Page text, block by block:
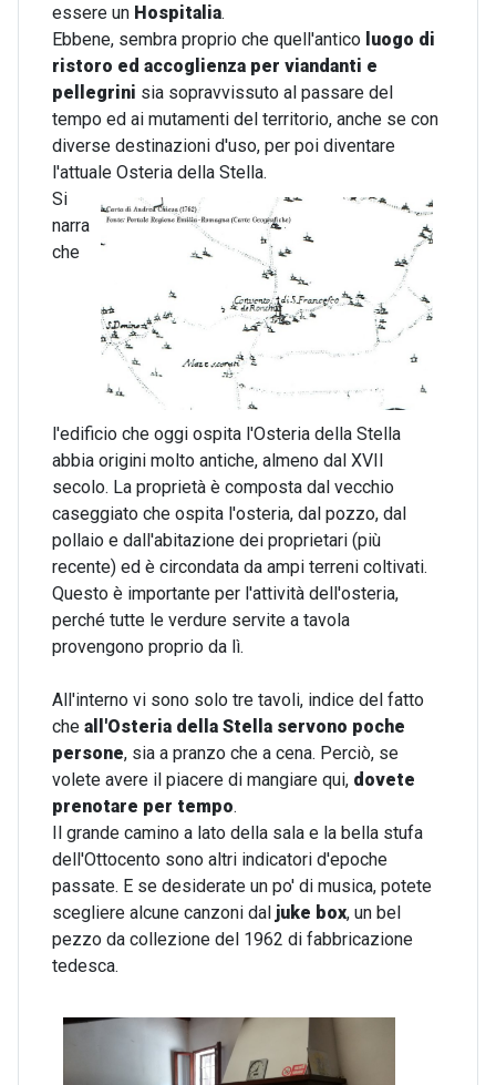
essere un Hospitalia.
Ebbene, sembra proprio che quell'antico luogo di
ristoro ed accoglienza per viandanti e
pellegrini sia sopravvissuto al passare del
tempo ed ai mutamenti del territorio, anche se con
diverse destinazioni d'uso, per poi diventare
l'attuale Osteria della Stella.
Si
narra
che
l'edificio che oggi ospita l'Osteria della Stella
abbia origini molto antiche, almeno dal XVII
secolo. La proprietà è composta dal vecchio
caseggiato che ospita l'osteria, dal pozzo, dal
pollaio e dall'abitazione dei proprietari (più
recente) ed è circondata da ampi terreni coltivati.
Questo è importante per l'attività dell'osteria,
perché tutte le verdure servite a tavola
provengono proprio da lì.
All'interno vi sono solo tre tavoli, indice del fatto
che all'Osteria della Stella servono poche
persone, sia a pranzo che a cena. Perciò, se
volete avere il piacere di mangiare qui, dovete
prenotare per tempo.
Il grande camino a lato della sala e la bella stufa
dell'Ottocento sono altri indicatori d'epoche
passate. E se desiderate un po' di musica, potete
scegliere alcune canzoni dal juke box, un bel
pezzo da collezione del 1962 di fabbricazione
tedesca.